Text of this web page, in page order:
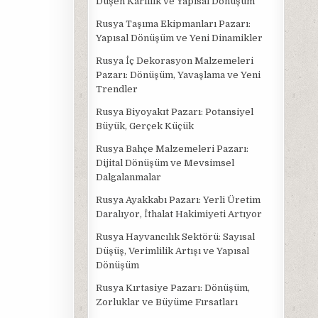
Rusya Taşıma Ekipmanları Pazarı:
Yapısal Dönüşüm ve Yeni Dinamikler
Rusya İç Dekorasyon Malzemeleri
Pazarı: Dönüşüm, Yavaşlama ve Yeni
Trendler
Rusya Biyoyakıt Pazarı: Potansiyel
Büyük, Gerçek Küçük
Rusya Bahçe Malzemeleri Pazarı:
Dijital Dönüşüm ve Mevsimsel
Dalgalanmalar
Rusya Ayakkabı Pazarı: Yerli Üretim
Daralıyor, İthalat Hakimiyeti Artıyor
Rusya Hayvancılık Sektörü: Sayısal
Düşüş, Verimlilik Artışı ve Yapısal
Dönüşüm
Rusya Kırtasiye Pazarı: Dönüşüm,
Zorluklar ve Büyüme Fırsatları